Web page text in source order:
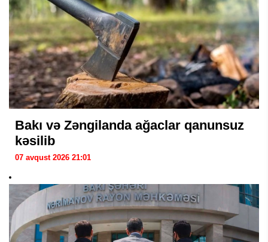
Bakı və Zəngilanda ağaclar qanunsuz
kəsilib
07 avqust 2026 21:01